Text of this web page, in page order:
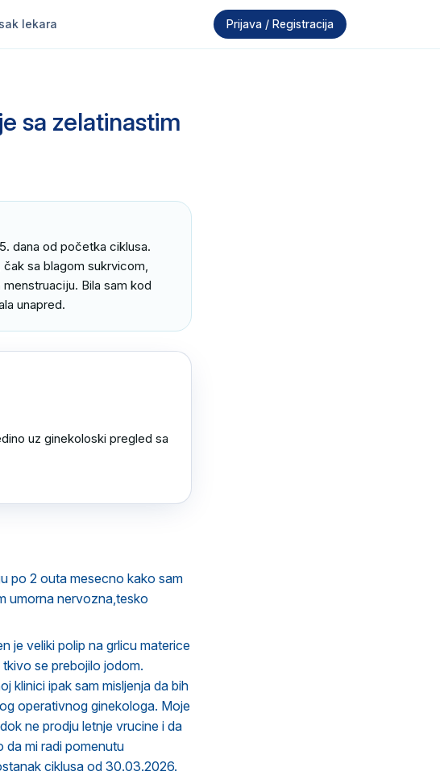
lekara Prijava / Registracija
sa zelatinastim
dana od početka ciklusa.
sa blagom sukrvicom,
Bila sam kod
unapred.
uz ginekoloski pregled sa
po 2 outa mesecno kako sam
umorna nervozna,tesko
je veliki polip na grlicu materice
se prebojilo jodom.
klinici ipak sam misljenja da bih
operativnog ginekologa. Moje
ne prodju letnje vrucine i da
da mi radi pomenutu
ciklusa od 30.03.2026.